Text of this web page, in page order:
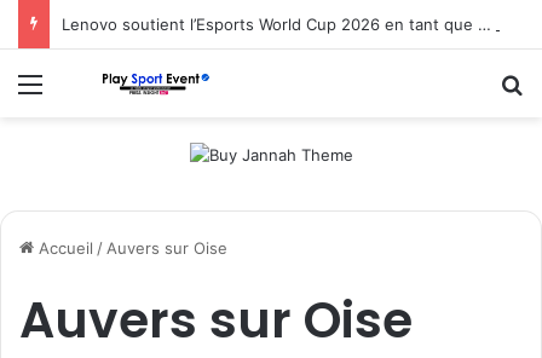
Lenovo soutient l’Esports World Cup 2026 en tant que partenaire fondateur
Menu
Accueil /Auvers sur Oise
Auvers sur Oise